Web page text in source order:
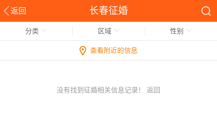
返回 长春征婚
分类 区域 性别
查看附近的信息
没有找到征婚相关信息记录！ 返回